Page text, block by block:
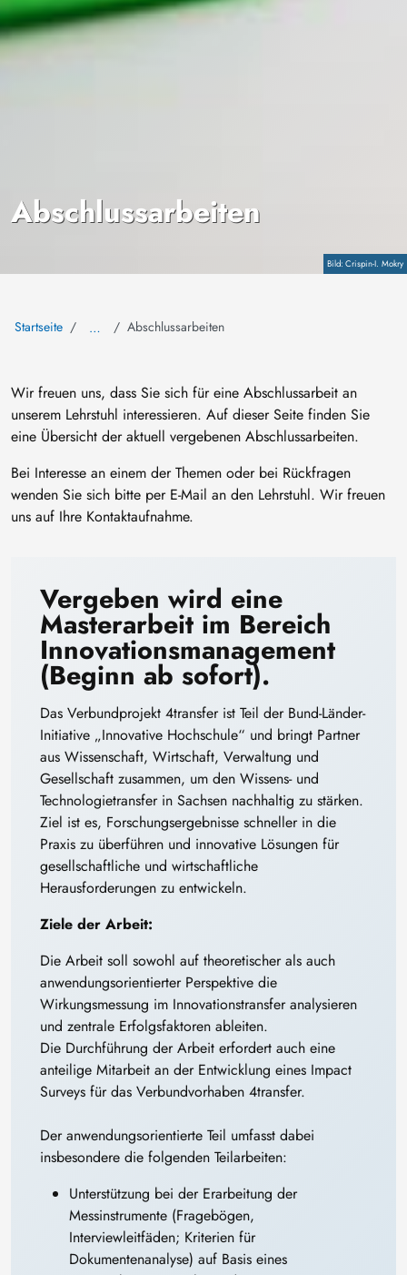
CopyrightCrispin-I. Mokry
Abschlussarbeiten
Startseite … Abschlussarbeiten
Wir freuen uns, dass Sie sich für eine Abschlussarbeit an
unserem Lehrstuhl interessieren. Auf dieser Seite finden Sie
eine Übersicht der aktuell vergebenen Abschlussarbeiten.
Bei Interesse an einem der Themen oder bei Rückfragen
wenden Sie sich bitte per E-Mail an den Lehrstuhl. Wir freuen
uns auf Ihre Kontaktaufnahme.
Vergeben wird eine
Masterarbeit im Bereich
Innovationsmanagement
(Beginn ab sofort).
Das Verbundprojekt 4transfer ist Teil der Bund-Länder-
Initiative „Innovative Hochschule“ und bringt Partner
aus Wissenschaft, Wirtschaft, Verwaltung und
Gesellschaft zusammen, um den Wissens- und
Technologietransfer in Sachsen nachhaltig zu stärken.
Ziel ist es, Forschungsergebnisse schneller in die
Praxis zu überführen und innovative Lösungen für
gesellschaftliche und wirtschaftliche
Herausforderungen zu entwickeln.
Ziele der Arbeit:
Die Arbeit soll sowohl auf theoretischer als auch
anwendungsorientierter Perspektive die
Wirkungsmessung im Innovationstransfer analysieren
und zentrale Erfolgsfaktoren ableiten.
Die Durchführung der Arbeit erfordert auch eine
anteilige Mitarbeit an der Entwicklung eines Impact
Surveys für das Verbundvorhaben 4transfer.
Der anwendungsorientierte Teil umfasst dabei
insbesondere die folgenden Teilarbeiten:
Unterstützung bei der Erarbeitung der
Messinstrumente (Fragebögen,
Interviewleitfäden; Kriterien für
Dokumentenanalyse) auf Basis eines